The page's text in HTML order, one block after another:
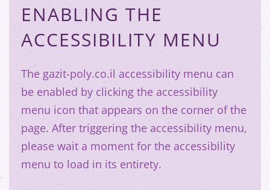
ENABLING THE
ACCESSIBILITY MENU
The gazit-poly.co.il accessibility menu can
be enabled by clicking the accessibility
menu icon that appears on the corner of the
page. After triggering the accessibility menu,
please wait a moment for the accessibility
menu to load in its entirety.